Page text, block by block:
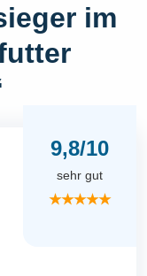
im
9,8/10
sehr gut
★★★★★